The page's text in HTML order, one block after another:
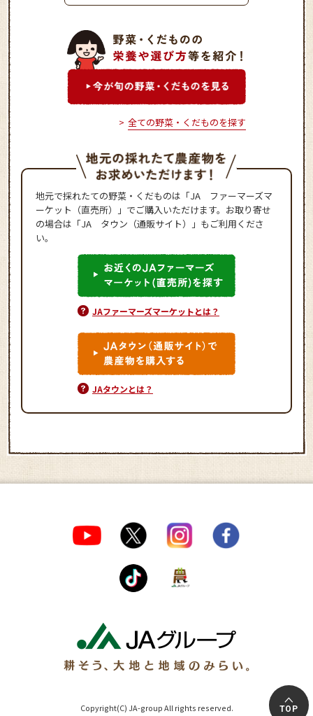
全ての野菜・くだものを探す
地元で採れたての野菜・くだものは「JA ファーマーズマ
ーケット（直売所）」でご購入いただけます。お取り寄せ
の場合は「JA タウン（通販サイト）」もご利用くださ
い。
JAファーマーズマーケットとは？
JAタウンとは？
Copyright(C) JA-group All rights reserved. TOP